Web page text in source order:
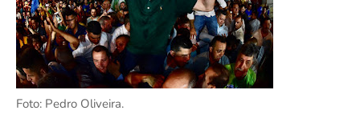
Foto: Pedro Oliveira.